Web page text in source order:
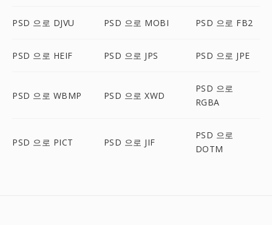
PSD 으로 DJVU PSD 으로 MOBI PSD 으로 FB2
PSD 으로 HEIF PSD 으로 JPS PSD 으로 JPE
PSD 으로 WBMP PSD 으로 XWD
PSD 으로
RGBA
PSD 으로 PICT PSD 으로 JIF
PSD 으로
DOTM